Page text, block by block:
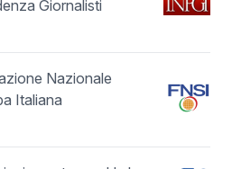
Giornalisti
Nazionale
Italiana